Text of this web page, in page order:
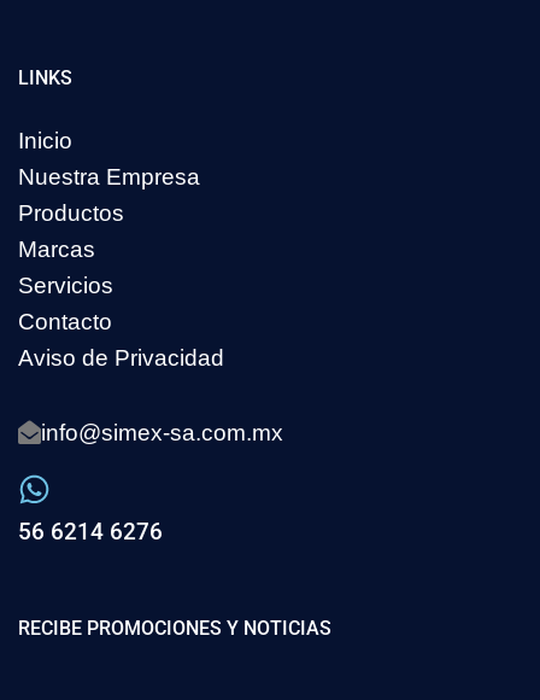
LINKS
Inicio
Nuestra Empresa
Productos
Marcas
Servicios
Contacto
Aviso de Privacidad
info@simex-sa.com.mx
56 6214 6276
RECIBE PROMOCIONES Y NOTICIAS